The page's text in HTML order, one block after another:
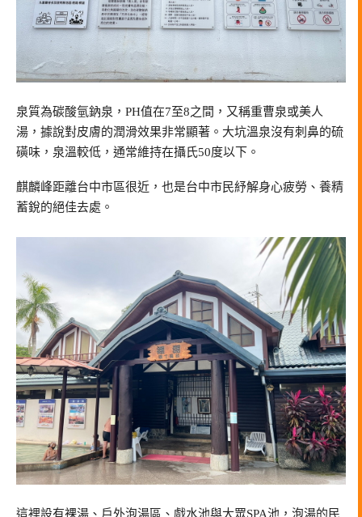
泉質為碳酸氫鈉泉，PH值在7至8之間，又稱重曹泉或美人
湯，據說對皮膚的潤滑效果非常顯著。大坑溫泉沒有刺鼻的硫
磺味，泉溫較低，通常維持在攝氏50度以下。
麒麟峰距離台中市區很近，也是台中市民紓解身心疲勞、養精
蓄銳的絕佳去處。
這裡設有裸湯、戶外泡湯區、戲水池與大眾SPA池，泡湯的民